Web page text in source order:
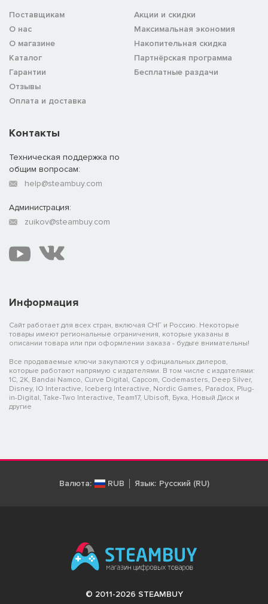
Поставщикам
О нас
О магазине
Каталог
Гарантии
Отзывы
Оплата и доставка
Акции и скидки
Максимальная экономия
Накопительная скидка
Партнёрская программа
Бесплатные раздачи
Информация
Сайт работает для всех стран, включая СНГ и Россию. Некоторые
товары имеют региональные ограничения, которые указаны в
описании товара или при оформлении заказа - будьте внимательны!
Все продаваемые ключи закупаются у официальных дилеров,
которые работают напрямую с издателями. В том числе с издателями:
1C, 2K, Bandai Namco, Curve Digital, Capcom, Codemasters, Deep Silver,
Disney, IO Interactive, Iceberg Interactive, Nordic Games, Paradox, Plug-
in-Digital, Take-Two Interactive, Team17, Ubisoft, Бука, Новый Диск и
другие
Контакты
Техническая поддержка по
общим вопросам:
help@steambuy.com
Администрация:
zuikov@steambuy.com
Валюта: RUB Язык: Русский (RU)
© 2011-2026 STEAMBUY